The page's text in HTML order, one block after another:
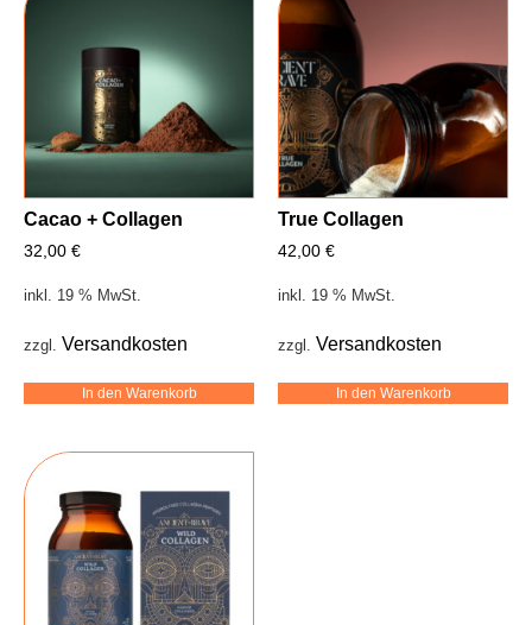
Cacao + Collagen
32,00 €
inkl. 19 % MwSt.
zzgl. Versandkosten
In den Warenkorb
True Collagen
42,00 €
inkl. 19 % MwSt.
zzgl. Versandkosten
In den Warenkorb